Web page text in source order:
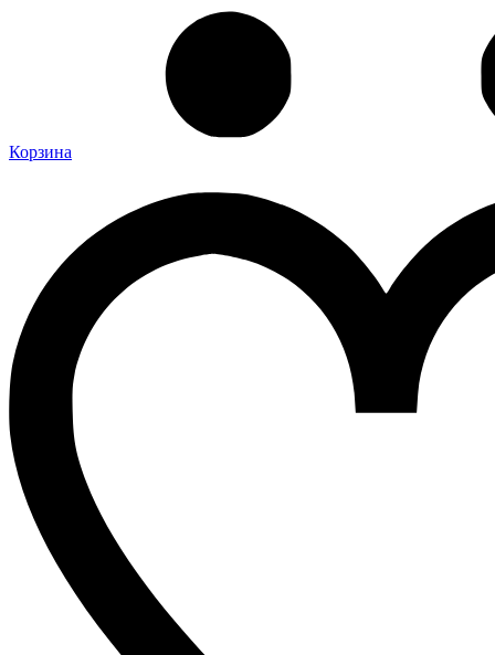
Корзина